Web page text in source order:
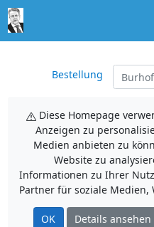
Bestellung
Diese Homepage
Anzeigen zu
Medien anbieten zu
Website zu
Informationen zu Ihrer
Partner für soziale Medien,
OK Details ansehen